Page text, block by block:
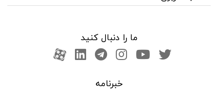
ما را دنبال کنید
صفحه تویتر
کانال یوتوب
اینستاگرام
کانال تلگرام
کانال لینکدین
آپارات
خبرنامه